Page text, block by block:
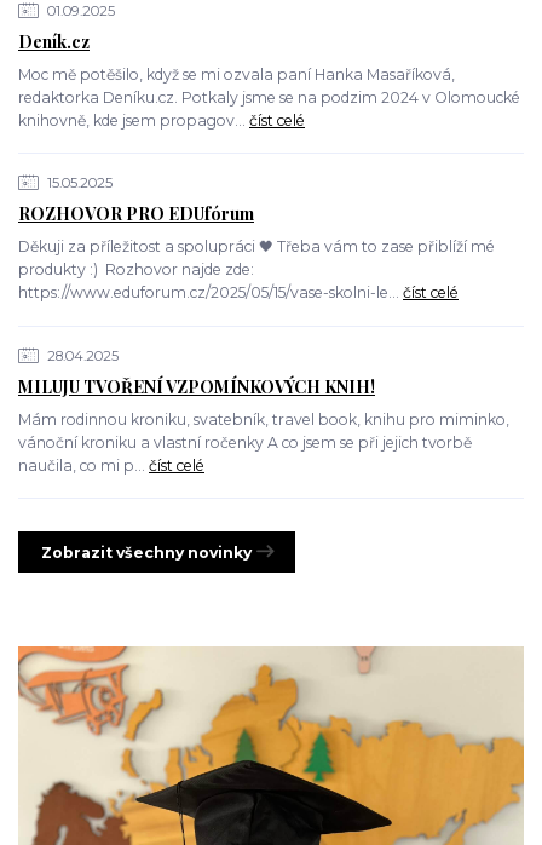
01.09.2025
Deník.cz
Moc mě potěšilo, když se mi ozvala paní Hanka Masaříková,
redaktorka Deníku.cz. Potkaly jsme se na podzim 2024 v Olomoucké
knihovně, kde jsem propagov... číst celé
15.05.2025
ROZHOVOR PRO EDUfórum
Děkuji za příležitost a spolupráci 🖤 Třeba vám to zase přiblíží mé
produkty :) Rozhovor najde zde:
https://www.eduforum.cz/2025/05/15/vase-skolni-le... číst celé
28.04.2025
MILUJU TVOŘENÍ VZPOMÍNKOVÝCH KNIH!
Mám rodinnou kroniku, svatebník, travel book, knihu pro miminko,
vánoční kroniku a vlastní ročenky A co jsem se při jejich tvorbě
naučila, co mi p... číst celé
Zobrazit všechny novinky